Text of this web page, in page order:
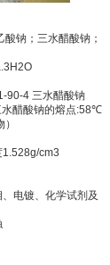
酸钠；三水醋酸钠；
90-4 三水醋酸钠
醋酸钠的熔点:58℃
1.528g/cm3
电镀、化学试剂及